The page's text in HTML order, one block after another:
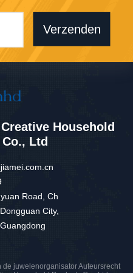
Verzenden
Household
Ltd
Road, Ch
City,
juwelenorganisator Auteursrecht